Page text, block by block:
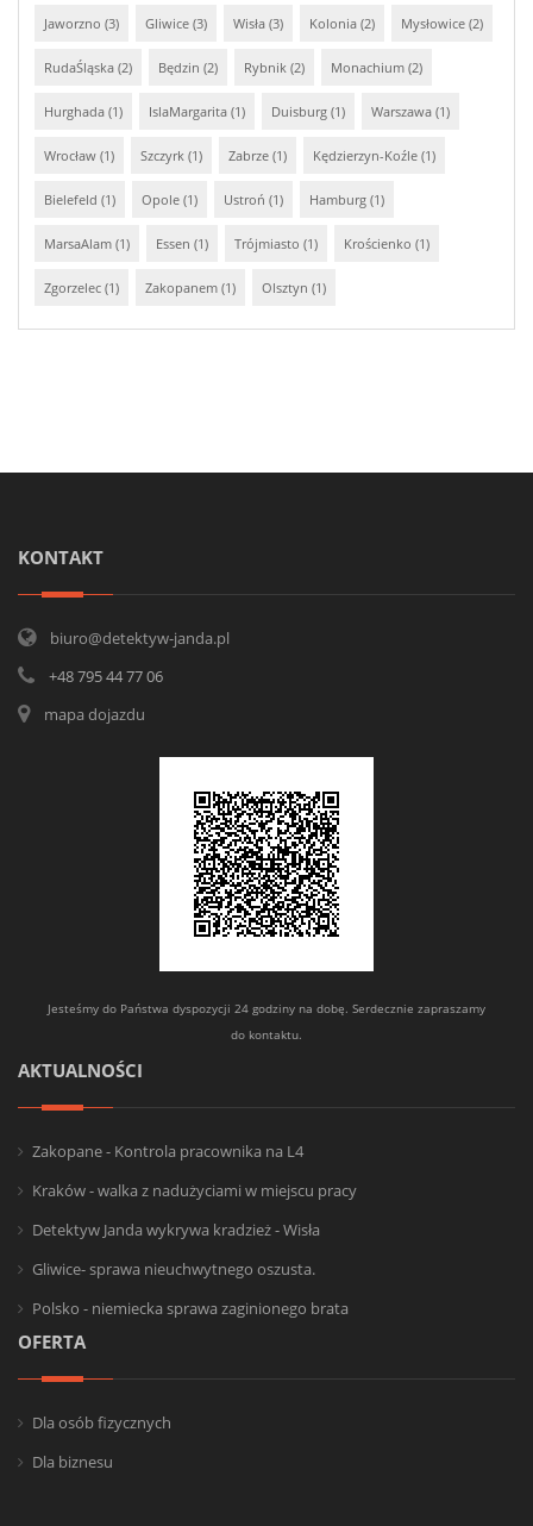
Jaworzno (3) Gliwice (3) Wisła (3) Kolonia (2) Mysłowice (2)
RudaŚląska (2) Będzin (2) Rybnik (2) Monachium (2)
Hurghada (1) IslaMargarita (1) Duisburg (1) Warszawa (1)
Wrocław (1) Szczyrk (1) Zabrze (1) Kędzierzyn-Koźle (1)
Bielefeld (1) Opole (1) Ustroń (1) Hamburg (1)
MarsaAlam (1) Essen (1) Trójmiasto (1) Krościenko (1)
Zgorzelec (1) Zakopanem (1) Olsztyn (1)
KONTAKT
biuro@detektyw-janda.pl
+48 795 44 77 06
mapa dojazdu
Jesteśmy do Państwa dyspozycji 24 godziny na dobę. Serdecznie zapraszamy
do kontaktu.
AKTUALNOŚCI
Zakopane - Kontrola pracownika na L4
Kraków - walka z nadużyciami w miejscu pracy
Detektyw Janda wykrywa kradzież - Wisła
Gliwice- sprawa nieuchwytnego oszusta.
Polsko - niemiecka sprawa zaginionego brata
OFERTA
Dla osób fizycznych
Dla biznesu